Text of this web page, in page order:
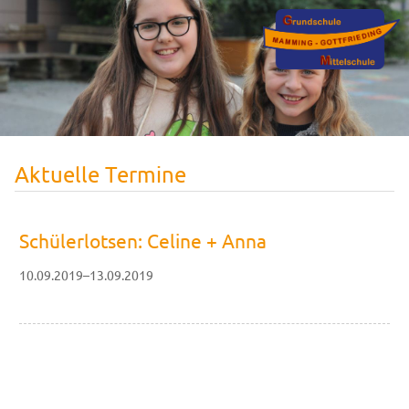
Aktuelle Termine
Schülerlotsen: Celine + Anna
10.09.2019–13.09.2019